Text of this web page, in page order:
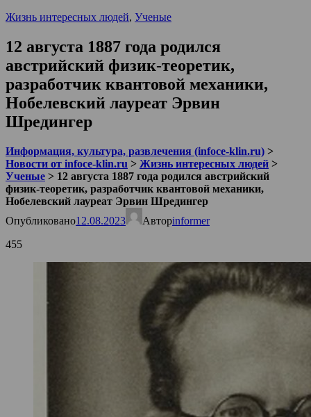
Жизнь интересных людей, Ученые
12 августа 1887 года родился
австрийский физик-теоретик,
разработчик квантовой механики,
Нобелевский лауреат Эрвин
Шредингер
Информация, культура, развлечения (infoce-klin.ru) >
Новости от infoce-klin.ru > Жизнь интересных людей >
Ученые > 12 августа 1887 года родился австрийский
физик-теоретик, разработчик квантовой механики,
Нобелевский лауреат Эрвин Шредингер
Опубликовано12.08.2023 Авторinformer
455